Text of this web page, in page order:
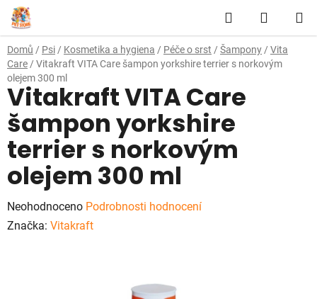
Přejít
na
obsah
Hledat
KOŠÍK
Domů / Psi / Kosmetika a hygiena / Péče o srst / Šampony / Vita
Care / Vitakraft VITA Care šampon yorkshire terrier s norkovým
olejem 300 ml
Vitakraft VITA Care
šampon yorkshire
terrier s norkovým
olejem 300 ml
Průměrné
hodnocení
Neohodnoceno Podrobnosti hodnocení
Značka: Vitakraft